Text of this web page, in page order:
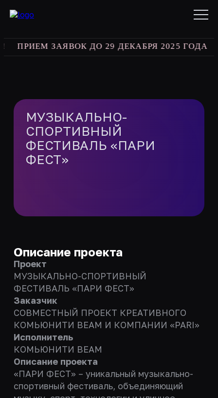
ЗАЯВОК ДО 29 ДЕКАБРЯ 2025 ГОДА
МУЗЫКАЛЬНО-
СПОРТИВНЫЙ
ФЕСТИВАЛЬ «ПАРИ
ФЕСТ»
Описание проекта
Проект
МУЗЫКАЛЬНО-СПОРТИВНЫЙ
ФЕСТИВАЛЬ «ПАРИ ФЕСТ»
Заказчик
СОВМЕСТНЫЙ ПРОЕКТ КРЕАТИВНОГО
КОМЬЮНИТИ BEAM И КОМПАНИИ «PARI»
Исполнитель
КОМЬЮНИТИ BEAM
Описание проекта
«ПАРИ ФЕСТ» – уникальный музыкально-
спортивный фестиваль, объединяющий